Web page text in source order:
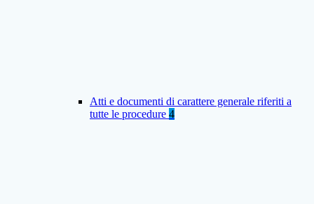
Atti e documenti di carattere generale riferiti a
tutte le procedure 4